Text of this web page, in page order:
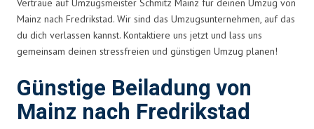
Vertraue auf Umzugsmeister Schmitz Mainz für deinen Umzug von
Mainz nach Fredrikstad. Wir sind das Umzugsunternehmen, auf das
du dich verlassen kannst. Kontaktiere uns jetzt und lass uns
gemeinsam deinen stressfreien und günstigen Umzug planen!
Günstige Beiladung von
Mainz nach Fredrikstad